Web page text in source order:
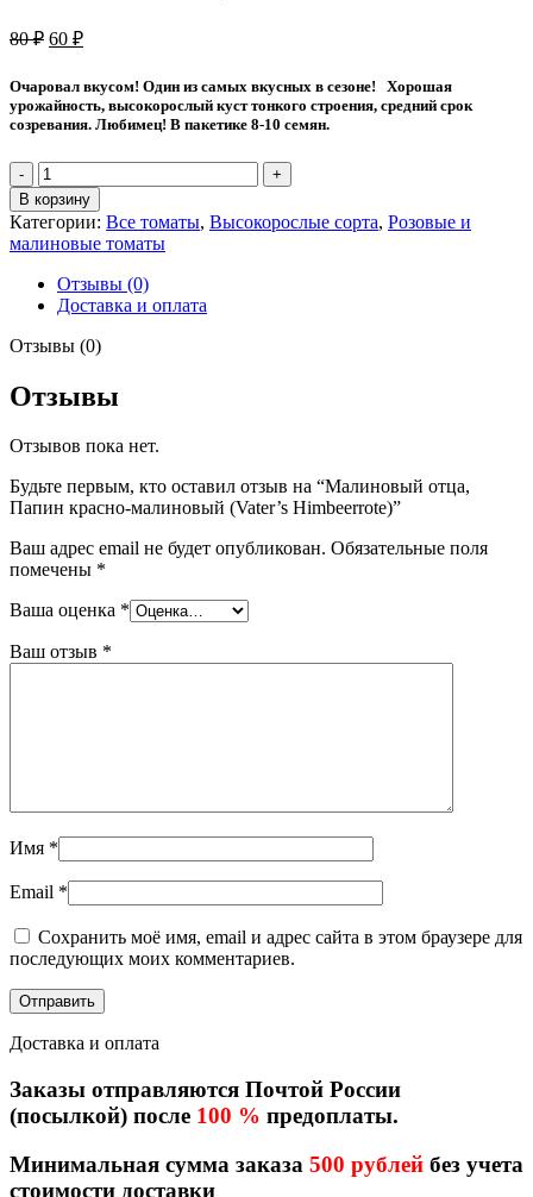
80₽ Первоначальная
80 ₽.
60 ₽Текущая
60 ₽.
Очаровал вкусом! Один из самых вкусных в сезоне! Хорошая
урожайность, высокорослый куст тонкого строения, средний срок
созревания. Любимец! В пакетике 8-10 семян.
Количество
товара
Малиновый
отца,
Папин
красно-
малиновый
(Vater’s
Himbeerrote)
В корзину
Категории: Все томаты, Высокорослые сорта, Розовые и
малиновые томаты
Отзывы (0)
Доставка и оплата
Отзывы (0)
Отзывы
Отзывов пока нет.
Будьте первым, кто оставил отзыв на “Малиновый отца,
Папин красно-малиновый (Vater’s Himbeerrote)”
Ваш адрес email не будет опубликован. Обязательные поля
помечены *
Ваша оценка *
Ваш отзыв *
Имя *
Email *
Сохранить моё имя, email и адрес сайта в этом браузере для
последующих моих комментариев.
Доставка и оплата
Заказы отправляются Почтой России
(посылкой) после 100 % предоплаты.
Минимальная сумма заказа 500 рублей без учета
стоимости доставки